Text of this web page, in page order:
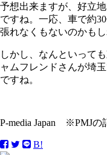
予想出来ますが、好立
ですね。一応、車で約
張れなくもないのかも
しかし、なんといって
ャムフレンドさんが埼
ですね。
P-media Japan ※PMJの
B!